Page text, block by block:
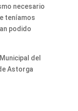
necesario
teníamos
podido
del
Astorga